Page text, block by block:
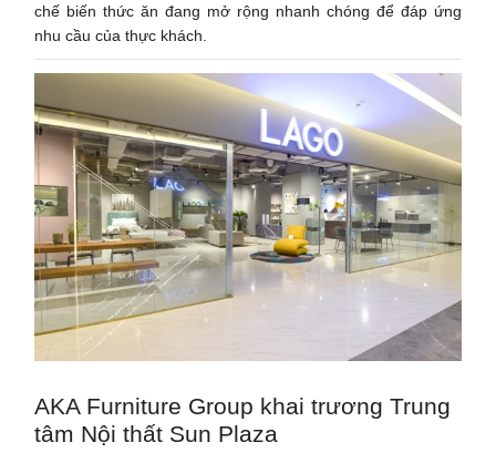
chế biến thức ăn đang mở rộng nhanh chóng để đáp ứng
nhu cầu của thực khách.
AKA Furniture Group khai trương Trung
tâm Nội thất Sun Plaza